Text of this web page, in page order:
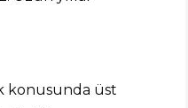
konusunda üst